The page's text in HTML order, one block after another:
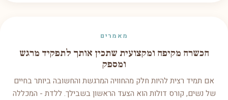
מאמרים
הכשרה מקיפה ומקצועית שתכין אותך לתפקיד מרגש
ומספק
אם תמיד רצית להיות חלק מהחוויה המרגשת והחשובה ביותר בחיים
של נשים, קורס דולות הוא הצעד הראשון בשבילך. ללדת - המכללה